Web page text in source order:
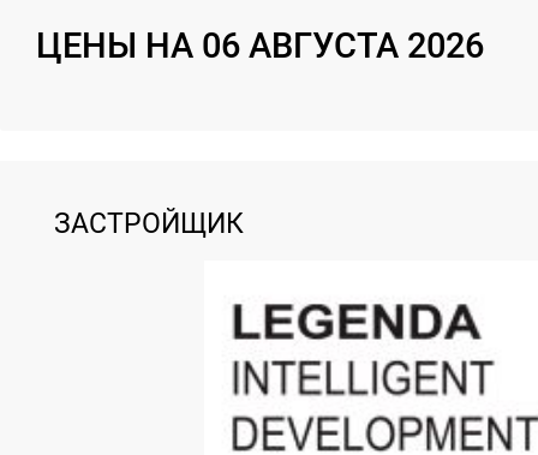
ЦЕНЫ НА 06 АВГУСТА 2026
ЗАСТРОЙЩИК